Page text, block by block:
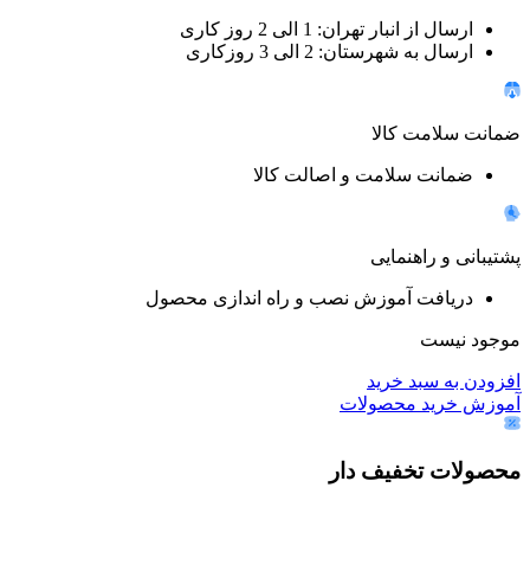
ارسال از انبار تهران: 1 الی 2 روز کاری
ارسال به شهرستان: 2 الی 3 روزکاری
ضمانت سلامت کالا
ضمانت سلامت و اصالت کالا
پشتیبانی و راهنمایی
دریافت آموزش نصب و راه اندازی محصول
موجود نیست
افزودن به سبد خرید
آموزش خرید محصولات
محصولات تخفیف دار